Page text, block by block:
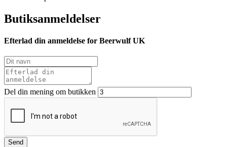
Butiksanmeldelser
Efterlad din anmeldelse for Beerwulf UK
Del din mening om butikken
Send